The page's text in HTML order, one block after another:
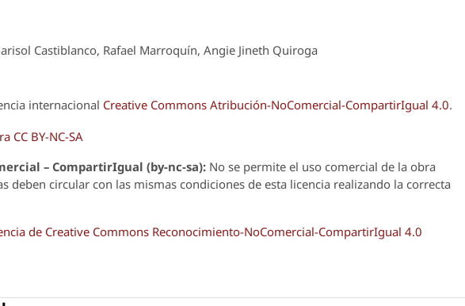
Castiblanco, Rafael Marroquín, Angie Jineth Quiroga
internacional Creative Commons Atribución-NoComercial-CompartirIgual 4.0.
– CompartirIgual (by-nc-sa): No se permite el uso comercial de la obra
deben circular con las mismas condiciones de esta licencia realizando la correcta
de Creative Commons Reconocimiento-NoComercial-CompartirIgual 4.0